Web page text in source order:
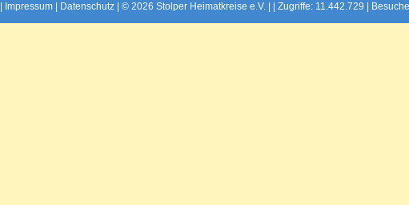
Impressum Datenschutz | © 2026 Stolper Heimatkreise e.V. | | Zugriffe: 11.442.729 |